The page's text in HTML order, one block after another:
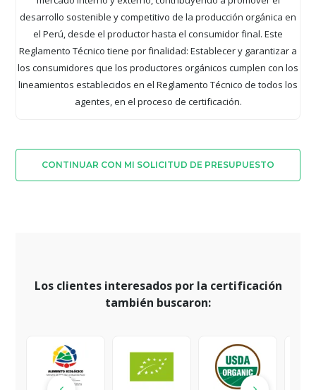
desarrollo sostenible y competitivo de la producción orgánica en
el Perú, desde el productor hasta el consumidor final. Este
Reglamento Técnico tiene por finalidad: Establecer y garantizar a
los consumidores que los productores orgánicos cumplen con los
lineamientos establecidos en el Reglamento Técnico de todos los
agentes, en el proceso de certificación.
CONTINUAR CON MI SOLICITUD DE PRESUPUESTO
Los clientes interesados por la certificación
también buscaron: